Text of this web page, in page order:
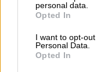
grant or deny
use your data for
consent section.
personal data.
Opted In
I want to opt-
Personal Data.
Opted In
κατηγορητήριο
Το πρωτόδικο